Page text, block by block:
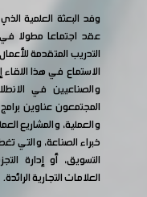
وفد البعثة العلمية
عقد اجتماعا مطولا في
التدريب المتقدمة للأعمال
الاستماع في هذا
والصناعيين في
المجتمعون عناوين
والعملية، والمشاريع
خبراء الصناعة، والتي
التسويق، أو إدارة
العلامات التجارية الرائدة.